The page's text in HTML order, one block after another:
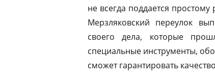
не всегда поддается
Мерзляковский переулок
своего дела, которые
специальные инструменты,
сможет гарантировать